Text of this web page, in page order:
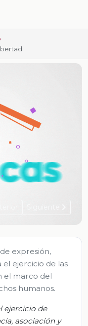
expresión,
el ejercicio de las
el marco del
humanos.
ejercicio de
asociación y